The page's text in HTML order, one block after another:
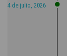
4 de julio, 2026